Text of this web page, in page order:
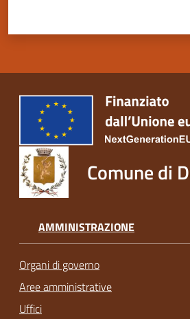
Comune di
AMMINISTRAZIONE
Organi di governo
Aree amministrative
Uffici